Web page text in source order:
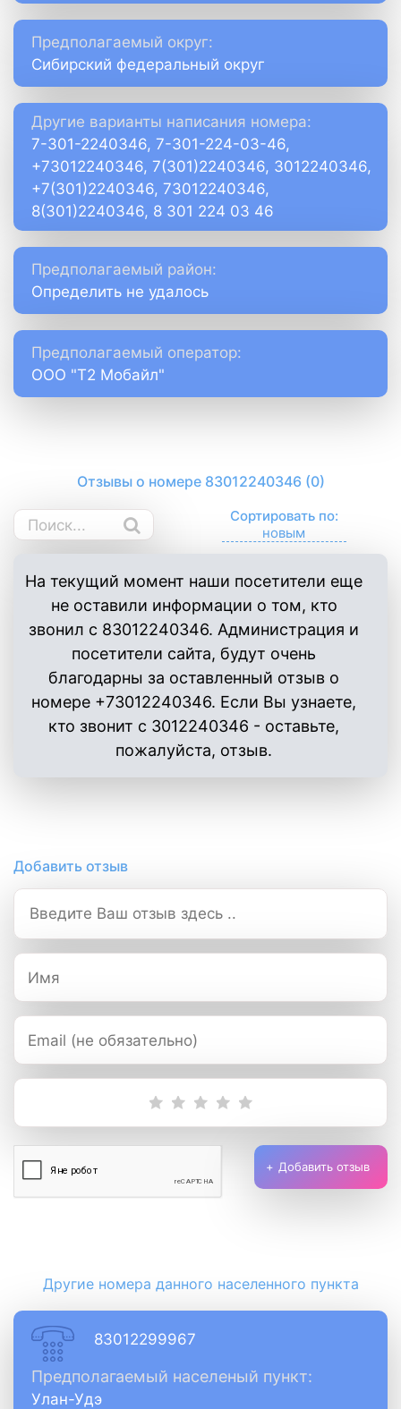
Предполагаемый округ:
Сибирский федеральный округ
Другие варианты написания номера:
7-301-2240346, 7-301-224-03-46,
+73012240346, 7(301)2240346, 3012240346,
+7(301)2240346, 73012240346,
8(301)2240346, 8 301 224 03 46
Предполагаемый район:
Определить не удалось
Предполагаемый оператор:
ООО "Т2 Мобайл"
Отзывы о номере 83012240346 (0)
Сортировать по:
На текущий момент наши посетители еще
не оставили информации о том, кто
звонил с 83012240346. Администрация и
посетители сайта, будут очень
благодарны за оставленный отзыв о
номере +73012240346. Если Вы узнаете,
кто звонит с 3012240346 - оставьте,
пожалуйста, отзыв.
Добавить отзыв
Добавить отзыв
Другие номера данного населенного пункта
83012299967
Предполагаемый населеный пункт:
Улан-Удэ